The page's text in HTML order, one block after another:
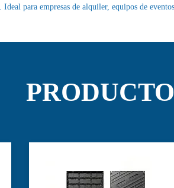
para empresas de alquiler, equipos de